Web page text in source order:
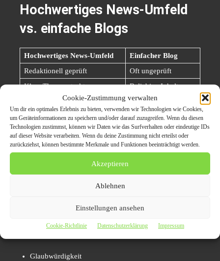
Cookie-Zustimmung verwalten
Um dir ein optimales Erlebnis zu bieten, verwenden wir Technologien wie Cookies,
um Geräteinformationen zu speichern und/oder darauf zuzugreifen. Wenn du diesen
Technologien zustimmst, können wir Daten wie das Surfverhalten oder eindeutige IDs
auf dieser Website verarbeiten. Wenn du deine Zustimmung nicht erteilst oder
zurückziehst, können bestimmte Merkmale und Funktionen beeinträchtigt werden.
Akzeptieren
Ablehnen
Einstellungen ansehen
Cookie-Richtlinie Datenschutzerklärung Impressum
Hochwertiges News-Umfeld
vs. einfache Blogs
Hochwertiges News-Umfeld
Einfacher Blog
Redaktionell geprüft
Oft ungeprüft
Klare Themenstruktur
Beliebige Inhalte
Reale Leserschaft
Geringer Traffic
Vertrauenswürdig
Austauschbar
Nachhaltiger SEO-Wert
Kurzfristige Effekte
Bedeutung für PR und
Markenaufbau
Für Unternehmen, Experten und Dienstleister sind
Sie bieten:
Glaubwürdigkeit